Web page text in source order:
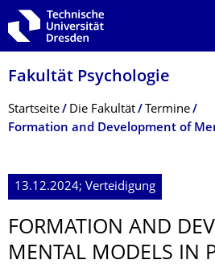
Zur Hauptnavigation springen
Zur Suche springen
Zum Inhalt springen
Fakultät Psychologie
Breadcrumb-Menü
Startseite Die Fakultät
Termine
13.12.2024; Verteidigung
FORMATION AND
MENTAL MODELS IN